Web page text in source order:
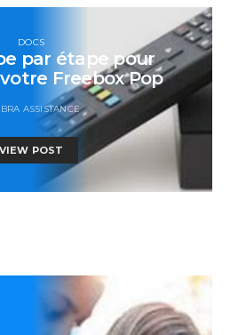
DOCS
par étape pour
Freebox Pop
ASSISTANCE
VIEW POST